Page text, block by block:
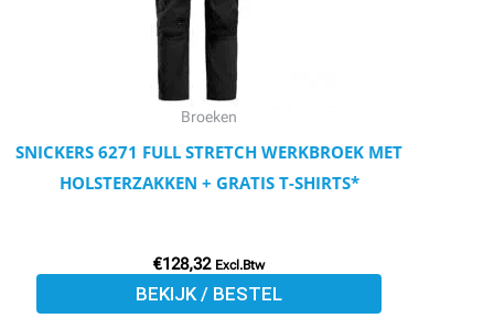
Broeken
SNICKERS 6271 FULL STRETCH WERKBROEK MET
HOLSTERZAKKEN + GRATIS T-SHIRTS*
€128,32 Excl.Btw
BEKIJK / BESTEL
optie
kan
gekozen
worden
op
de